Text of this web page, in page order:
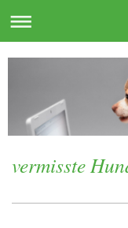
vermisste